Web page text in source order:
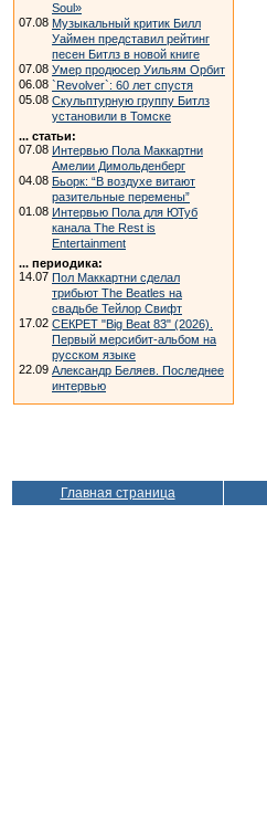
Soul»
07.08 Музыкальный критик Билл
Уаймен представил рейтинг
песен Битлз в новой книге
07.08 Умер продюсер Уильям Орбит
06.08 `Revolver`: 60 лет спустя
05.08 Скульптурную группу Битлз
установили в Томске
... статьи:
07.08 Интервью Пола Маккартни
Амелии Димольденберг
04.08 Бьорк: “В воздухе витают
разительные перемены”
01.08 Интервью Пола для ЮТуб
канала The Rest is
Entertainment
... периодика:
14.07 Пол Маккартни сделал
трибьют The Beatles на
свадьбе Тейлор Свифт
17.02 СЕКРЕТ "Big Beat 83" (2026).
Первый мерсибит-альбом на
русском языке
22.09 Александр Беляев. Последнее
интервью
Главная страница